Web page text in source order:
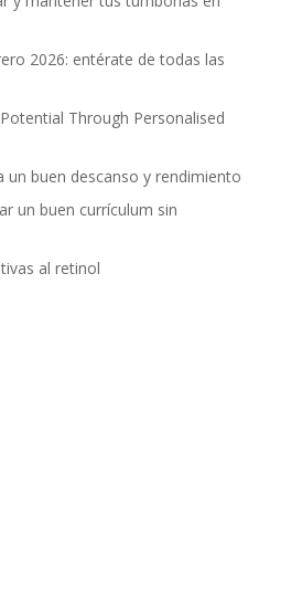
2026: entérate de todas las
Through Personalised
un buen descanso y rendimiento
un buen currículum sin
al retinol